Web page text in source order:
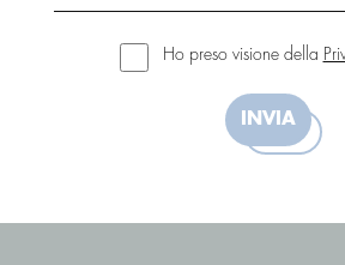
Ho preso visione della
INVIA